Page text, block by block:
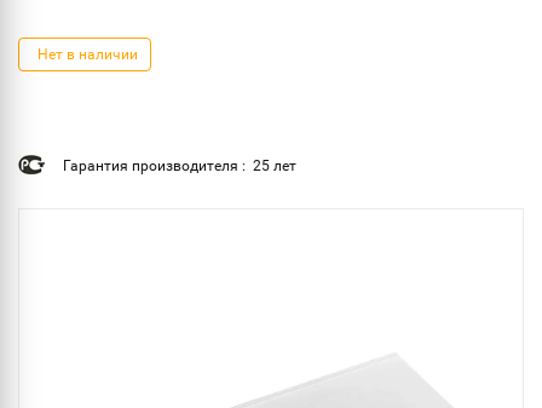
Нет в наличии
Гарантия производителя : 25 лет